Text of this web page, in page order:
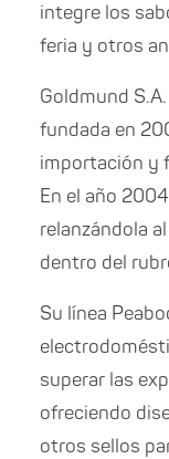
integre los
feria y otros
Goldmund
fundada en
importación y
En el año
relanzándola
dentro del
Su línea
superar las
ofreciendo
otros sellos